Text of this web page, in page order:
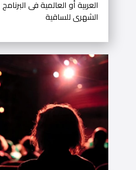
العربية أو العالمية فى
الشهرى للساقية